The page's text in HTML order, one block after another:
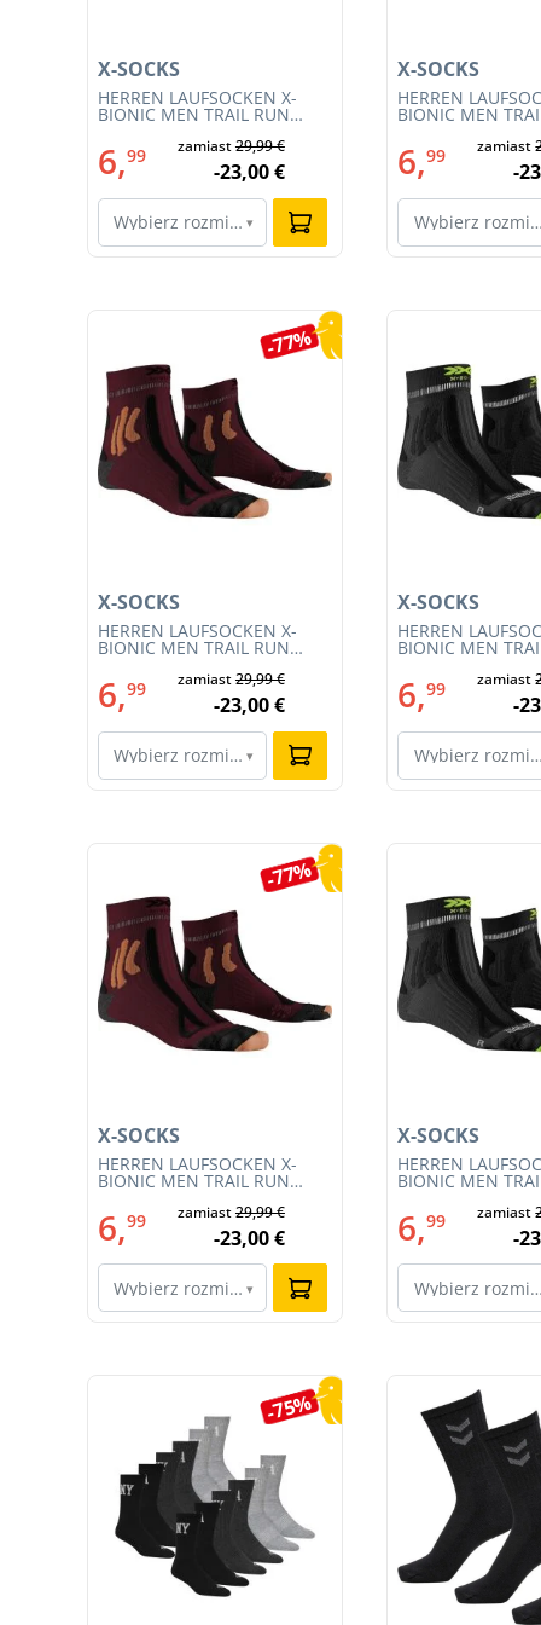
HERREN LAUFSOCKEN X-
BIONIC MEN TRAIL RUN
R019)
X-SOCKS
6,99 zamiast29,99 €
-23,00 €
Wybierz rozmiar…
▾
HERREN
BIONIC MEN
011)
X-SOCKS
6,99 zamiast
-
Wybierz
Pomiń galerię produktów
-77%
HERREN LAUFSOCKEN X-
BIONIC MEN TRAIL RUN
R019)
X-SOCKS
6,99 zamiast29,99 €
-23,00 €
Wybierz rozmiar…
▾
HERREN
BIONIC MEN
011)
X-SOCKS
6,99 zamiast
-
Wybierz
Pomiń galerię produktów
-77%
HERREN LAUFSOCKEN X-
BIONIC MEN TRAIL RUN
R019)
X-SOCKS
6,99 zamiast29,99 €
-23,00 €
Wybierz rozmiar…
▾
HERREN
BIONIC MEN
011)
X-SOCKS
6,99 zamiast
-
Wybierz
Pomiń galerię produktów
-75%